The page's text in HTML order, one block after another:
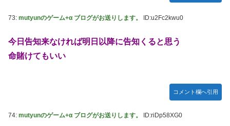
73: mutyunのゲーム+α ブログがお送りします。 ID:u2Fc2kwu0
今日告知来なければ明日以降に告知くると思う
命賭けてもいい
コメント欄へ引用
74: mutyunのゲーム+α ブログがお送りします。 ID:riDp58XG0